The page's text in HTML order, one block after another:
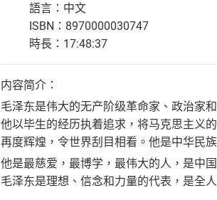
語言：中文
ISBN：8970000030747
時長：17:48:37
内容简介：
毛泽东是伟大的无产阶级革命家、政治家
他以毕生的经历执着追求，将马克思主义
再度辉煌，令世界刮目相看。他是中华民
他是最慈爱，最博学，最伟大的人，是中
毛泽东是理想、信念和力量的代表，是全